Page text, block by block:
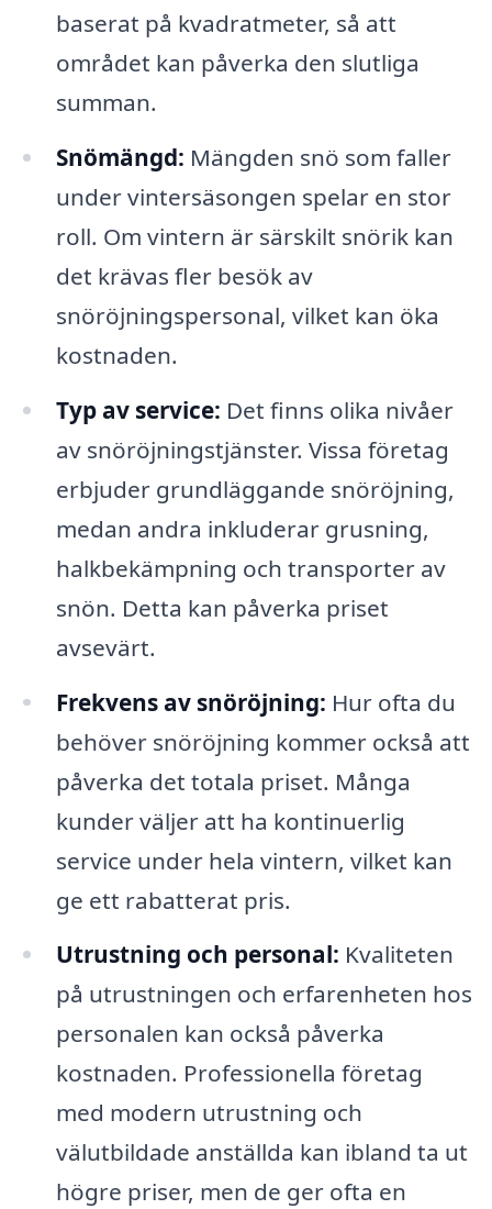
baserat på kvadratmeter, så att
området kan påverka den slutliga
summan.
Snömängd: Mängden snö som faller
under vintersäsongen spelar en stor
roll. Om vintern är särskilt snörik kan
det krävas fler besök av
snöröjningspersonal, vilket kan öka
kostnaden.
Typ av service: Det finns olika nivåer
av snöröjningstjänster. Vissa företag
erbjuder grundläggande snöröjning,
medan andra inkluderar grusning,
halkbekämpning och transporter av
snön. Detta kan påverka priset
avsevärt.
Frekvens av snöröjning: Hur ofta du
behöver snöröjning kommer också att
påverka det totala priset. Många
kunder väljer att ha kontinuerlig
service under hela vintern, vilket kan
ge ett rabatterat pris.
Utrustning och personal: Kvaliteten
på utrustningen och erfarenheten hos
personalen kan också påverka
kostnaden. Professionella företag
med modern utrustning och
välutbildade anställda kan ibland ta ut
högre priser, men de ger ofta en